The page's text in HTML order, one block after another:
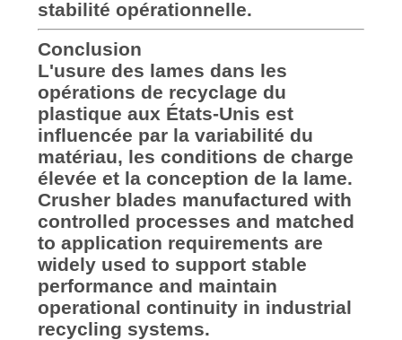
stabilité opérationnelle.
Conclusion
L'usure des lames dans les
opérations de recyclage du
plastique aux États-Unis est
influencée par la variabilité du
matériau, les conditions de charge
élevée et la conception de la lame.
Crusher blades manufactured with
controlled processes and matched
to application requirements are
widely used to support stable
performance and maintain
operational continuity in industrial
recycling systems.